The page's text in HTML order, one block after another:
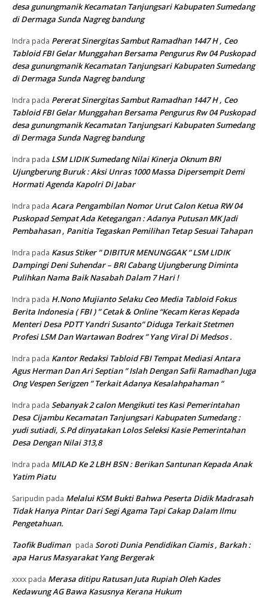
desa gunungmanik Kecamatan Tanjungsari Kabupaten Sumedang
di Dermaga Sunda Nagreg bandung
Indra pada Pererat Sinergitas Sambut Ramadhan 1447 H , Ceo
Tabloid FBI Gelar Munggahan Bersama Pengurus Rw 04 Puskopad
desa gunungmanik Kecamatan Tanjungsari Kabupaten Sumedang
di Dermaga Sunda Nagreg bandung
Indra pada Pererat Sinergitas Sambut Ramadhan 1447 H , Ceo
Tabloid FBI Gelar Munggahan Bersama Pengurus Rw 04 Puskopad
desa gunungmanik Kecamatan Tanjungsari Kabupaten Sumedang
di Dermaga Sunda Nagreg bandung
Indra pada LSM LIDIK Sumedang Nilai Kinerja Oknum BRI
Ujungberung Buruk : Aksi Unras 1000 Massa Dipersempit Demi
Hormati Agenda Kapolri Di Jabar
Indra pada Acara Pengambilan Nomor Urut Calon Ketua RW 04
Puskopad Sempat Ada Ketegangan : Adanya Putusan MK Jadi
Pembahasan , Panitia Tegaskan Pemilihan Tetap Sesuai Tahapan
Indra pada Kasus Stiker ” DIBITUR MENUNGGAK ” LSM LIDIK
Dampingi Deni Suhendar – BRI Cabang Ujungberung Diminta
Pulihkan Nama Baik Nasabah Dalam 7 Hari !
Indra pada H.Nono Mujianto Selaku Ceo Media Tabloid Fokus
Berita Indonesia ( FBI ) ” Cetak & Online “Kecam Keras Kepada
Menteri Desa PDTT Yandri Susanto” Diduga Terkait Stetmen
Profesi LSM Dan Wartawan Bodrex ” Yang Viral Di Medsos .
Indra pada Kantor Redaksi Tabloid FBI Tempat Mediasi Antara
Agus Herman Dan Ari Septian ” Islah Dengan Safii Ramadhan Juga
Ong Vespen Serigzen ” Terkait Adanya Kesalahpahaman “
Indra pada Sebanyak 2 calon Mengikuti tes Kasi Pemerintahan
Desa Cijambu Kecamatan Tanjungsari Kabupaten Sumedang :
yudi sutiadi, S.Pd dinyatakan Lolos Seleksi Kasie Pemerintahan
Desa Dengan Nilai 313,8
Indra pada MILAD Ke 2 LBH BSN : Berikan Santunan Kepada Anak
Yatim Piatu
Saripudin pada Melalui KSM Bukti Bahwa Peserta Didik Madrasah
Tidak Hanya Pintar Dari Segi Agama Tapi Cakap Dalam Ilmu
Pengetahuan.
Taofik Budiman pada Soroti Dunia Pendidikan Ciamis , Barkah :
apa Harus Masyarakat Yang Bergerak
xxxx pada Merasa ditipu Ratusan Juta Rupiah Oleh Kades
Kedawung AG Bawa Kasusnya Kerana Hukum